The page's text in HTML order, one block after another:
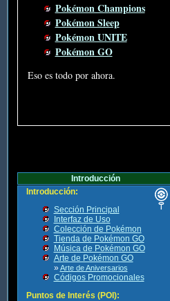
Pokémon Champions
Pokémon Sleep
Pokémon UNITE
Pokémon GO
Eso es todo por ahora.
Introducción
Introducción:
Sección Principal
Interfaz de Uso
Colección de Pokémon
Tienda de Pokémon GO
Música de Pokémon GO
Arte de Pokémon GO
» Arte de Aniversarios
Códigos Promocionales
Puntos de Interés (POI):